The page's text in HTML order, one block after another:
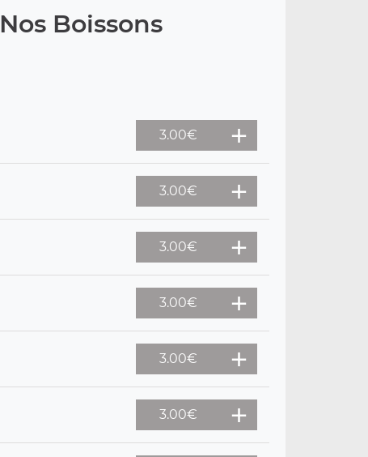
Nos Boissons
3.00€
3.00€
3.00€
3.00€
3.00€
3.00€